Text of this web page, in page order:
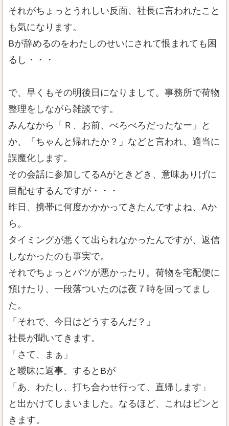
それがちょっとうれしい反面、社長に言われたこと
も気になります。
Bが辞めるのをわたしのせいにされて恨まれても困
るし・・・
で、早くもその明後日になりまして。事務所で荷物
整理をしながら雑談です。
みんなから「Ｒ、お前、べろべろだったなー」と
か、「ちゃんと帰れたか？」などと言われ、適当に
誤魔化します。
その会話に参加してるAがときどき、意味ありげに
目配せするんですが・・・
昨日、携帯に何度かかかってきたんですよね、Aか
ら。
タイミングが悪くて出られなかったんですが、返信
しなかったのも事実で。
それでちょっとバツが悪かったり。荷物を宅配便に
預けたり、一段落ついたのは夜７時を回ってまし
た。
「それで、今日はどうするんだ？」
社長が聞いてきます。
「さて、まぁ」
と曖昧に返事。するとBが
「あ、わたし、打ち合わせ行って、直帰します」
と出かけてしまいました。なるほど、これはピンと
きます。